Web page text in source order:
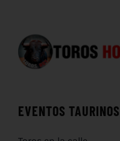
EVENTOS TAURINOS